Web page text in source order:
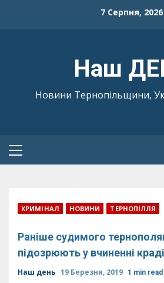
7 Серпня, 2026
Наш
Новини Тернопільщини,
Primary
КРИМІНАЛ НОВИНИ ТЕРНОПІЛЛЯ
Раніше судимого
підозрюють у вчиненні
Наш день 19 Березня, 2019 1 min read